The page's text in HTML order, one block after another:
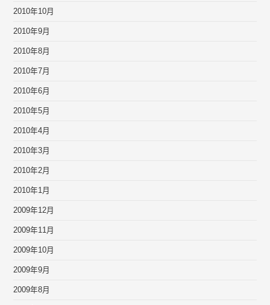
2010年10月
2010年9月
2010年8月
2010年7月
2010年6月
2010年5月
2010年4月
2010年3月
2010年2月
2010年1月
2009年12月
2009年11月
2009年10月
2009年9月
2009年8月